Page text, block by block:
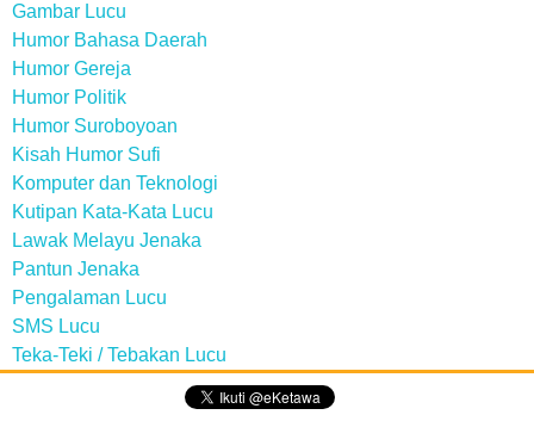
Gambar Lucu
Humor Bahasa Daerah
Humor Gereja
Humor Politik
Humor Suroboyoan
Kisah Humor Sufi
Komputer dan Teknologi
Kutipan Kata-Kata Lucu
Lawak Melayu Jenaka
Pantun Jenaka
Pengalaman Lucu
SMS Lucu
Teka-Teki / Tebakan Lucu